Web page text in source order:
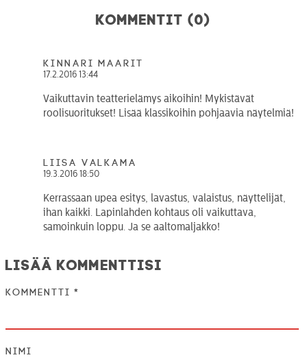
Kommentit (0)
Kinnari Maarit
17.2.2016 13:44
Vaikuttavin teatterielämys aikoihin! Mykistävät
roolisuoritukset! Lisää klassikoihin pohjaavia näytelmiä!
Liisa Valkama
19.3.2016 18:50
Kerrassaan upea esitys, lavastus, valaistus, näyttelijät,
ihan kaikki. Lapinlahden kohtaus oli vaikuttava,
samoinkuin loppu. Ja se aaltomaljakko!
Lisää kommenttisi
Kommentti *
Nimi